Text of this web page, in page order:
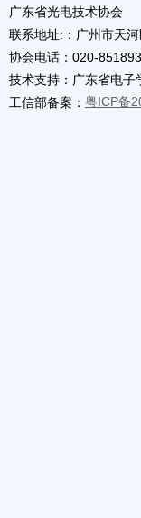
广东省光电技术协会
联系地址:：广州市天
协会电话：020-
技术支持：广东省电子
工信部备案： 粤ICP备